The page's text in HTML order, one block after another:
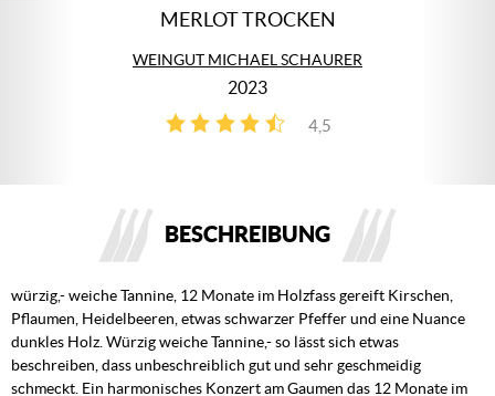
MERLOT TROCKEN
WEINGUT MICHAEL SCHAURER
2023
4,5
4
BESCHREIBUNG
würzig,- weiche Tannine, 12 Monate im Holzfass gereift Kirschen,
Pflaumen, Heidelbeeren, etwas schwarzer Pfeffer und eine Nuance
dunkles Holz. Würzig weiche Tannine,- so lässt sich etwas
beschreiben, dass unbeschreiblich gut und sehr geschmeidig
schmeckt. Ein harmonisches Konzert am Gaumen das 12 Monate im